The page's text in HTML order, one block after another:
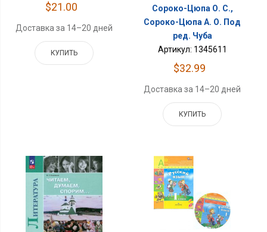
$21.00
Доставка за 14–20 дней
КУПИТЬ
Сороко-Цюпа О. С.,
Сороко-Цюпа А. О. Под
ред. Чуба
Артикул: 1345611
$32.99
Доставка за 14–20 дней
КУПИТЬ